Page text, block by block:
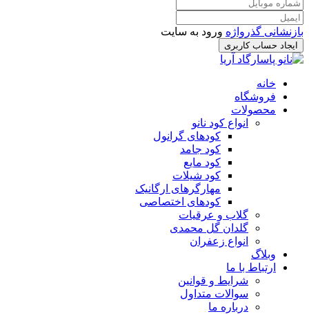
بازنشانی گذرواژه ورود به سایت
ایجاد حساب کاربری
خانه
فروشگاه
محصولات
انواع کود نانو
کودهای گرانول
کود جامد
کود مایع
کود شیلات
مهارگرهای ارگانیک
کود‌های اختصاصی
گلاب و عرقیات
گلدان گل محمدی
انواع زعفران
وبلاگ
ارتباط با ما
شرایط و قوانین
سوالات متداول
درباره ما